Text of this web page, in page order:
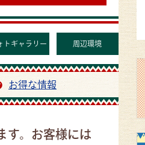
トギャラリー 周辺環境
お得な情報
す。お客様には